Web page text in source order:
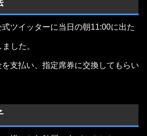
ツイッターに当日の朝11:00に出た
した。
支払い、指定席券に交換してもらい